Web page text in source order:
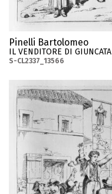
Pinelli Bartolomeo
IL VENDITORE DI GIUNCATA
S-CL2337_13566